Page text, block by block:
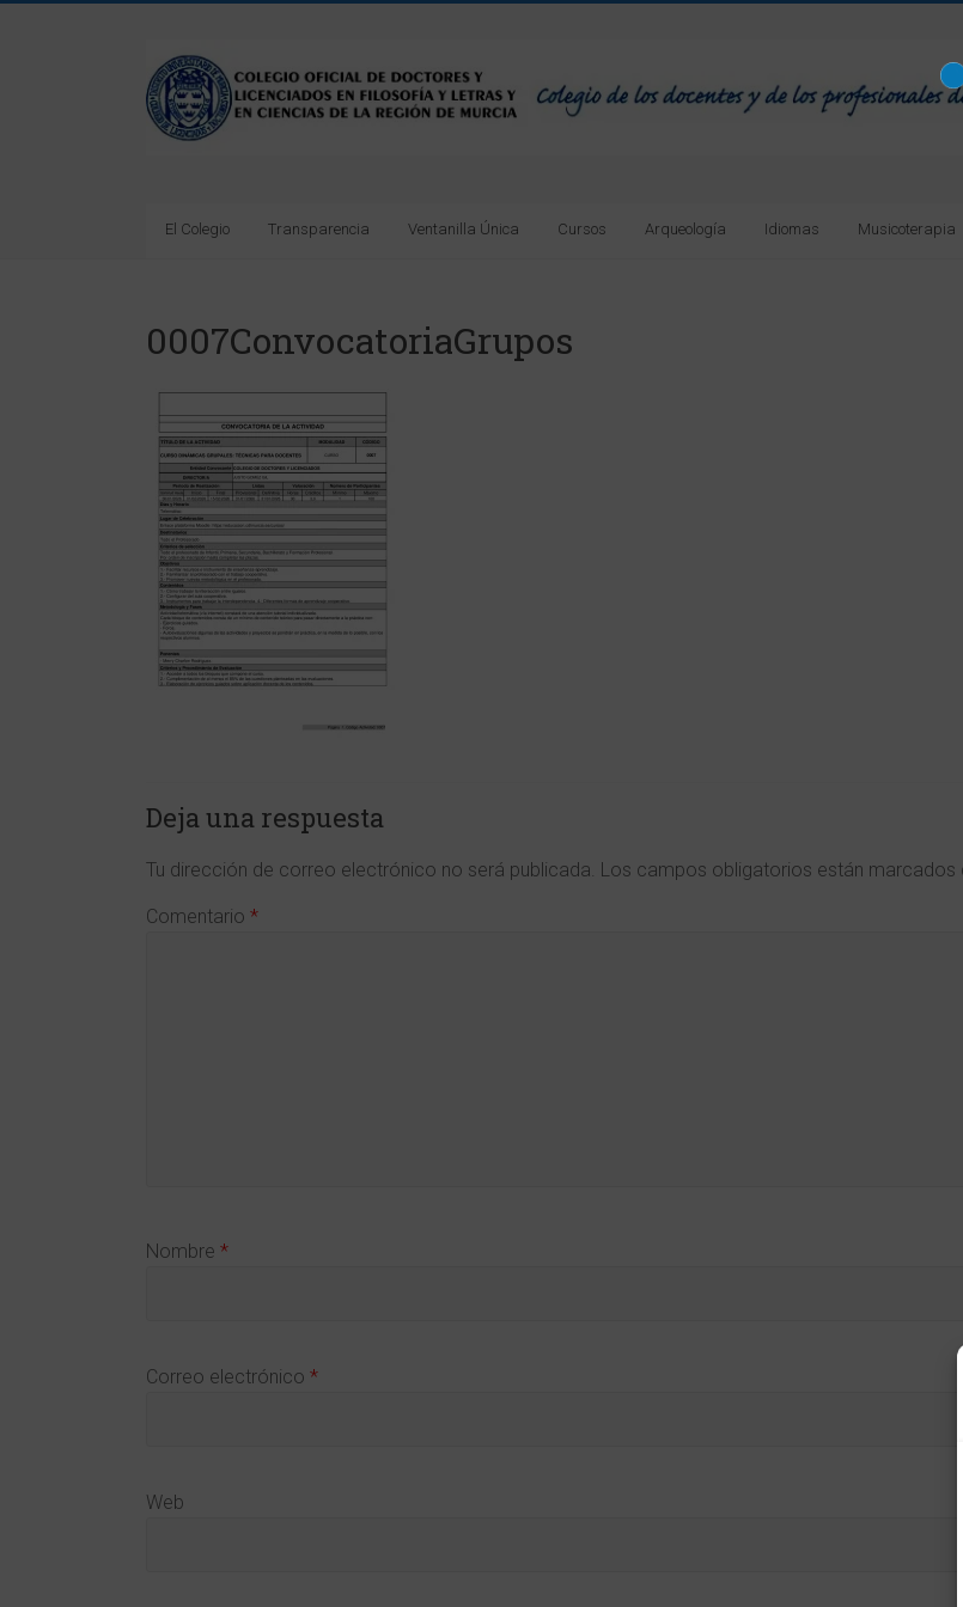
Colegio
Oficial
Doctores
en
Filosofía
y
Letras
y
en
Ciencias
de
de
Murcia
www.cdlmurcia.es
El Colegio Transparencia Ventanilla Única Cursos Arqueología Idiomas Musicoterapia
0007ConvocatoriaGrupos
Deja una respuesta
Tu dirección de correo electrónico no será publicada. Los campos obligatorios están marcados
Comentario *
Nombre *
Correo electrónico *
Web